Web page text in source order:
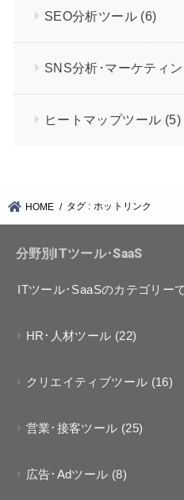
SEO分析ツール (6)
SNS分析･マーケティ
ヒートマップツール (5)
HOME タグ : ホットリンク
分野別ITツール･SaaS
ITツール･SaaSのカテゴリー
HR･人材ツール (22)
クリエイティブツール (16)
営業･接客ツール (25)
広告･Adツール (8)